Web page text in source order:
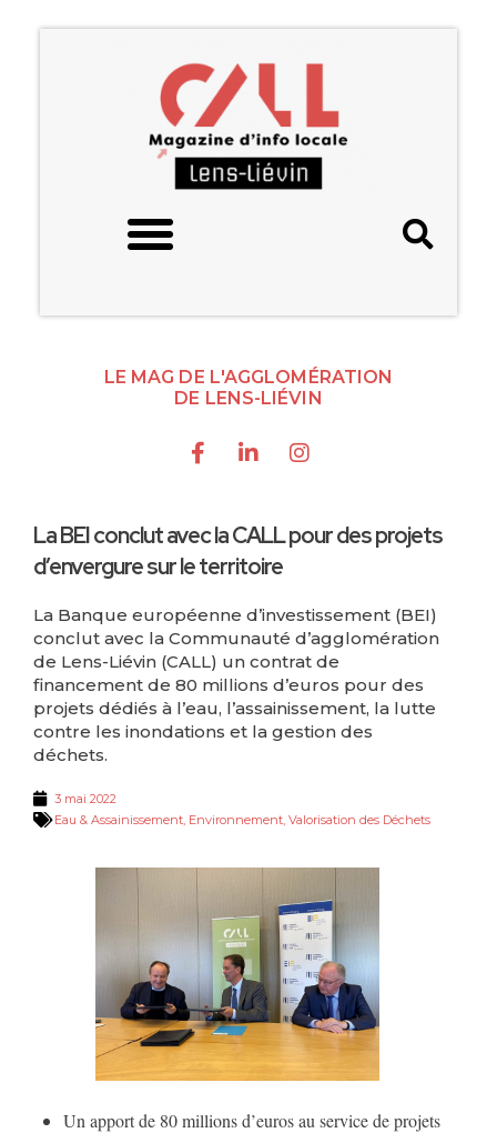
LE MAG DE L'AGGLOMÉRATION
DE LENS-LIÉVIN
La BEI conclut avec la CALL pour des projets
d’envergure sur le territoire
La Banque européenne d’investissement (BEI)
conclut avec la Communauté d’agglomération
de Lens-Liévin (CALL) un contrat de
financement de 80 millions d’euros pour des
projets dédiés à l’eau, l’assainissement, la lutte
contre les inondations et la gestion des
déchets.
3 mai 2022
Eau & Assainissement, Environnement, Valorisation des Déchets
Un apport de 80 millions d’euros au service de projets